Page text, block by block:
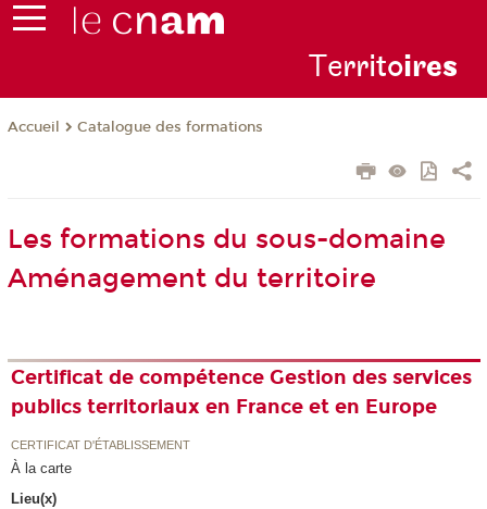
Territoires
Accueil Catalogue des formations
Les formations du sous-domaine
Aménagement du territoire
Certificat de compétence Gestion des services
publics territoriaux en France et en Europe
CERTIFICAT D'ÉTABLISSEMENT
À la carte
Lieu(x)